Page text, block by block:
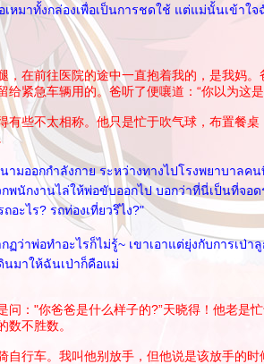
เหมาทั้งกล่องเพื่อเป็นการชดใช้ แต่แม่นั้นเข้า
，在前往医院的途中一直抱着我的，是我妈
给紧急车辆用的。爸听了便嚷道：“你以为这
有些不太相称。他只是忙于吹气球，布置餐
มออกกำลังกาย ระหว่างทางไปโรงพยาบาลค
พนักงานไล่ให้พ่อขับออกไป บอกว่าที่นี่เป็นที่จอ
อะไร? รถท่องเที่ยวรึไง?"
ว่าพ่อทำอะไรก็ไม่รู้~ เขาเอาแต่ยุ่งกับการเป่า
นมาให้ฉันเป่าก็คือแม่
问："你爸爸是什么样子的?”天晓得！他老是
数不胜数。
自行车。我叫他别放手，但他说是该放手的